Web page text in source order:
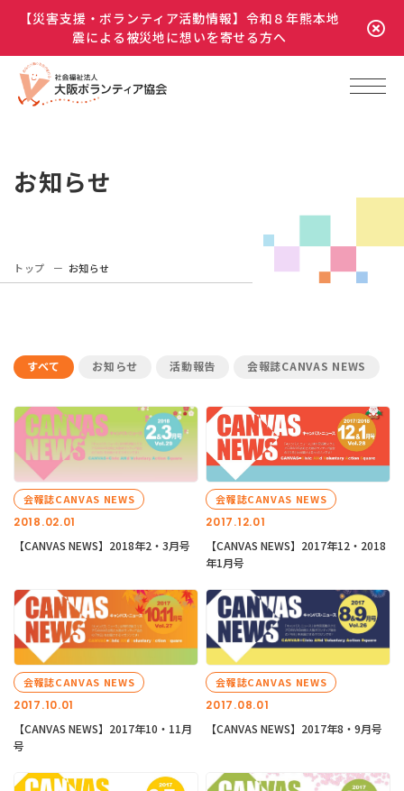
【災害支援・ボランティア活動情報】令和８年熊本地
震による被災地に想いを寄せる方へ
お知らせ
トップ お知らせ
すべて お知らせ 活動報告 会報誌CANVAS NEWS
2018.02.01
会報誌CANVAS NEWS
【CANVAS NEWS】2018年2・3月号
2017.12.01
会報誌CANVAS NEWS
【CANVAS NEWS】2017年12・2018
年1月号
2017.10.01
会報誌CANVAS NEWS
【CANVAS NEWS】2017年10・11月
号
2017.08.01
会報誌CANVAS NEWS
【CANVAS NEWS】2017年8・9月号